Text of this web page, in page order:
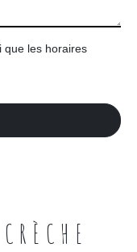
que les horaires